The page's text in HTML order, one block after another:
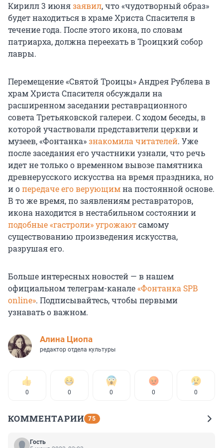
Кирилл 3 июнязаявил, что «чудотворный образ»
будет находиться в храме Христа Спасителя в
течение года. После этого икона, по словам
патриарха, должна переехать в Троицкий собор
лавры.
Перемещение «Святой Троицы» Андрея Рублева в
храм Христа Спасителя обсуждали на
расширенном заседании реставрационного
совета Третьяковской галереи. С ходом беседы, в
которой участвовали представители церкви и
музеев, «Фонтанка»знакомила читателей. Уже
после заседания его участники узнали, что речь
идет не только о временном вывозе памятника
древнерусского искусства на время праздника, но
и опередаче его верующимна постоянной основе.
В то же время, по заявлениям реставраторов,
икона находится в нестабильном состоянии и
подобные «гастроли»угрожаютсамому
существованию произведения искусства,
разрушая его.
Больше интересных новостей — в нашем
официальном телеграм-канале«Фонтанка SPB
online». Подписывайтесь, чтобы первыми
узнавать о важном.
Алина Циопа
редактор отдела культуры
0 0 0 0 0
КОММЕНТАРИИ 75
Гость